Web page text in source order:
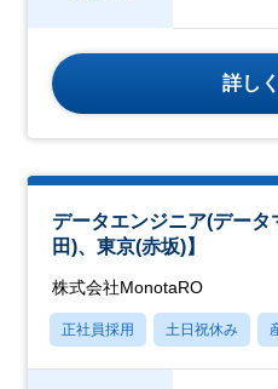
詳し
データエンジニア(デー
田)、東京(赤坂)】
株式会社MonotaRO
正社員採用 土日祝休み